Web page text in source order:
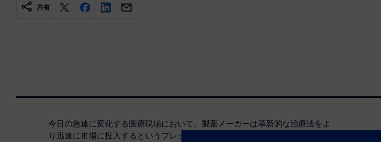
共有
今日の急速に変化する医療現場において、製薬メーカーは革新的な治療法をよ
り迅速に市場に投入するというプレッシャーに直面しています。製薬業界にお